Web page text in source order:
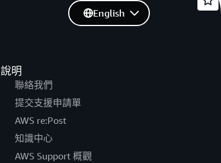
說明
聯絡我們
提交支援申請單
AWS re:Post
知識中心
AWS Support 概觀
English